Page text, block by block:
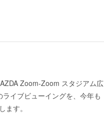
Zoom-Zoom スタジアム広
イブビューイングを、今年も
ます。